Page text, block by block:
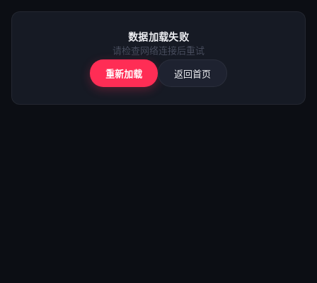
⚠️
数据加载失败
请检查网络连接后重试
重新加载 返回首页